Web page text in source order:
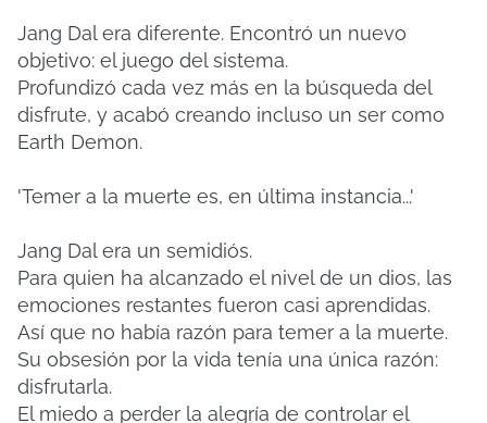
Jang Dal era diferente. Encontró un nuevo
objetivo: el juego del sistema.
Profundizó cada vez más en la búsqueda del
disfrute, y acabó creando incluso un ser como
Earth Demon.
'Temer a la muerte es, en última instancia...'
Jang Dal era un semidiós.
Para quien ha alcanzado el nivel de un dios, las
emociones restantes fueron casi aprendidas.
Así que no había razón para temer a la muerte.
Su obsesión por la vida tenía una única razón:
disfrutarla.
El miedo a perder la alegría de controlar el